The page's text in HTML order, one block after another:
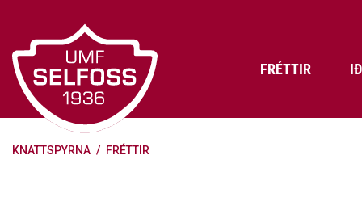
efni
FRÉTTIR
Frádráttarbærir styrkir til
KNATTSPYRNA / FRÉTTIR